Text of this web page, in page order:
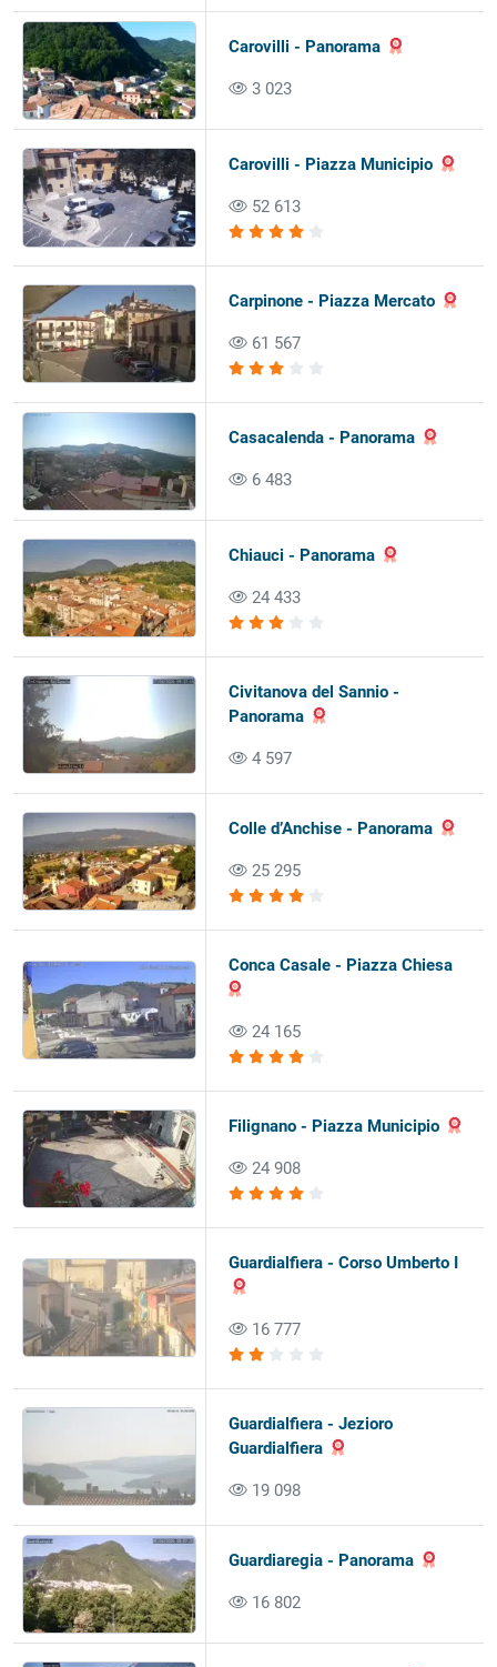
Carovilli - Panorama
3 023
Carovilli - Piazza Municipio
52 613
Carpinone - Piazza Mercato
61 567
Casacalenda - Panorama
6 483
Chiauci - Panorama
24 433
Civitanova del Sannio -
Panorama
4 597
Colle d’Anchise - Panorama
25 295
Conca Casale - Piazza Chiesa
24 165
Filignano - Piazza Municipio
24 908
Guardialfiera - Corso Umberto I
16 777
Guardialfiera - Jezioro
Guardialfiera
19 098
Guardiaregia - Panorama
16 802